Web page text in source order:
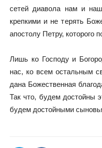
сетей диавола нам и
крепкими и не терять
апостолу Петру, которого
Лишь ко Господу и
нас, ко всем остальным
дана Божественная
Так что, будем достойны
будем достойными